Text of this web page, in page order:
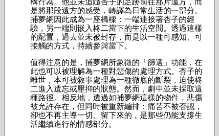
構行為。他並未追隨杏子的足跡前往那片遠方，而
是將那段遠方的感受，轉譯為日常生活的一部分。
捕夢網因此成為一座橋樑：一端連接著杏子的經
驗，另一端則嵌入柊二當下的生活空間。透過這樣
的配置，過去並未被封存，而是以一種可感知、可
接觸的方式，持續參與當下。
值得注意的是，捕夢網所象徵的「篩選」功能，在
此也可以被理解為一種對悲傷的處理方式。杏子的
離世，本可被敘事處理為一種徹底的斷裂，迫使柊
二進入遺忘或壓抑的狀態。然而，劇中並未採取這
種路徑。相反地，透過如捕夢網這樣的物件，悲傷
被允許存在，但同時被重新編排：痛苦不被否認，
卻也不再主導一切。留下來的，是那些仍能支撐生
活繼續進行的情感部分。